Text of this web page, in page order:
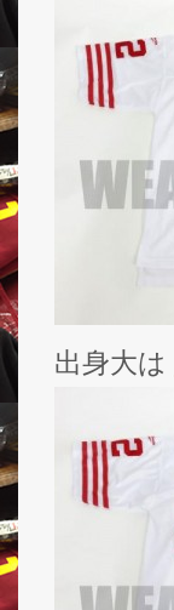
出身大は